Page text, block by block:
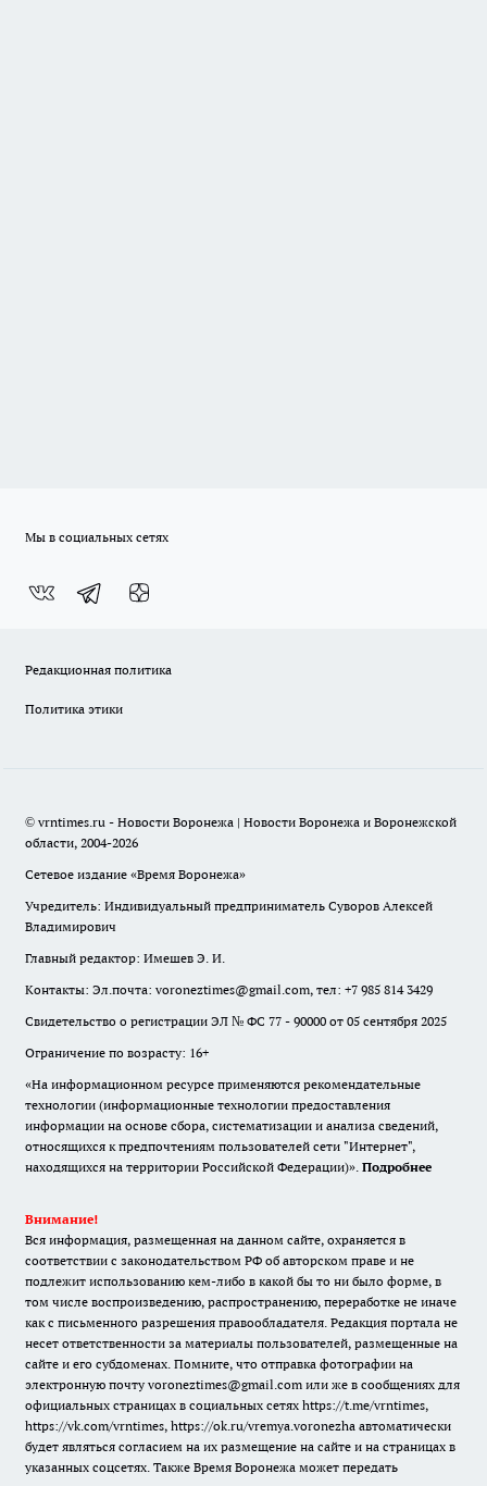
Мы в социальных сетях
Редакционная политика
Политика этики
© vrntimes.ru - Новости Воронежа | Новости Воронежа и Воронежской
области, 2004-2026
Сетевое издание «Время Воронежа»
Учредитель: Индивидуальный предприниматель Суворов Алексей
Владимирович
Главный редактор: Имешев Э. И.
Контакты: Эл.почта: voroneztimes@gmail.com, тел: +7 985 814 3429
Свидетельство о регистрации ЭЛ № ФС 77 - 90000 от 05 сентября 2025
Ограничение по возрасту: 16+
«На информационном ресурсе применяются рекомендательные
технологии (информационные технологии предоставления
информации на основе сбора, систематизации и анализа сведений,
относящихся к предпочтениям пользователей сети "Интернет",
находящихся на территории Российской Федерации)». Подробнее
Внимание!
Вся информация, размещенная на данном сайте, охраняется в
соответствии с законодательством РФ об авторском праве и не
подлежит использованию кем-либо в какой бы то ни было форме, в
том числе воспроизведению, распространению, переработке не иначе
как с письменного разрешения правообладателя. Редакция портала не
несет ответственности за материалы пользователей, размещенные на
сайте и его субдоменах. Помните, что отправка фотографии на
электронную почту voroneztimes@gmail.com или же в сообщениях для
официальных страницах в социальных сетях https://t.me/vrntimes,
https://vk.com/vrntimes, https://ok.ru/vremya.voronezha автоматически
будет являться согласием на их размещение на сайте и на страницах в
указанных соцсетях. Также Время Воронежа может передать